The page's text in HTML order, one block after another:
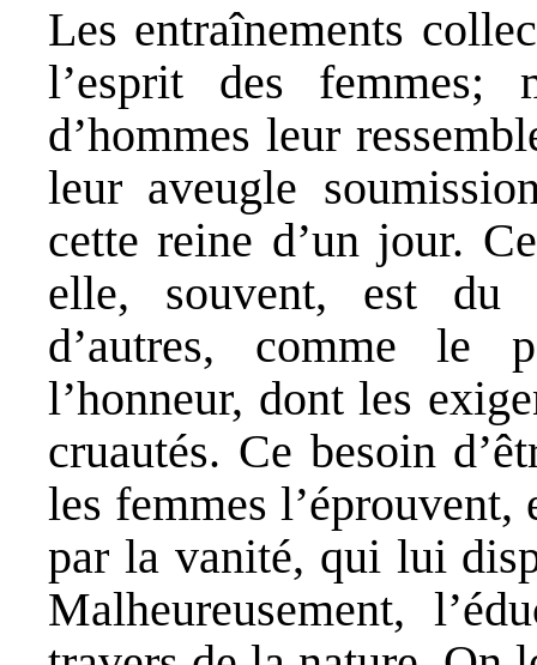
Les entraînements
l’esprit des femmes;
d’hommes leur
leur aveugle
cette reine d’un jour.
elle, souvent, est du
d’autres, comme le
l’honneur, dont les
cruautés. Ce besoin
les femmes l’éprouvent,
par la vanité, qui lui
Malheureusement,